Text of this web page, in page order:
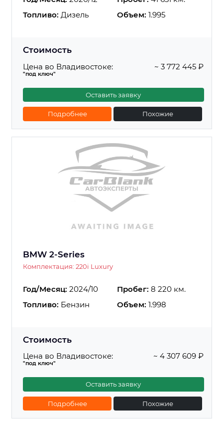
Топливо: Дизель Объем: 1.995
Стоимость
Цена во Владивостоке:
"под ключ"
~ 3 772 445 ₽
Оставить заявку
Подробнее Похожие
BMW 2-Series
Комплектация: 220i Luxury
Год/Месяц: 2024/10 Пробег: 8 220 км.
Топливо: Бензин Объем: 1.998
Стоимость
Цена во Владивостоке:
"под ключ"
~ 4 307 609 ₽
Оставить заявку
Подробнее Похожие